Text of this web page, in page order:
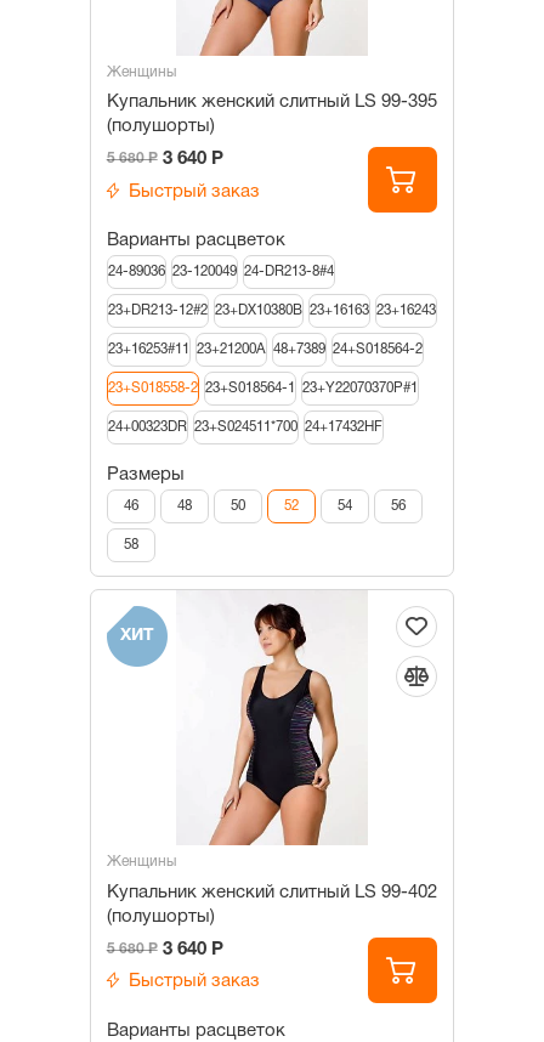
Женщины
Купальник женский слитный LS 99-395
(полушорты)
5 680 Р 3 640 Р
Быстрый заказ
Варианты расцветок
24-89036 23-120049 24-DR213-8#4
23+DR213-12#2 23+DX10380B 23+16163 23+16243
23+16253#11 23+21200A 48+7389 24+S018564-2
23+S018558-2 23+S018564-1 23+Y22070370P#1
24+00323DR 23+S024511*700 24+17432HF
Размеры
46 48 50 52 54 56
58
ХИТ
Женщины
Купальник женский слитный LS 99-402
(полушорты)
5 680 Р 3 640 Р
Быстрый заказ
Варианты расцветок